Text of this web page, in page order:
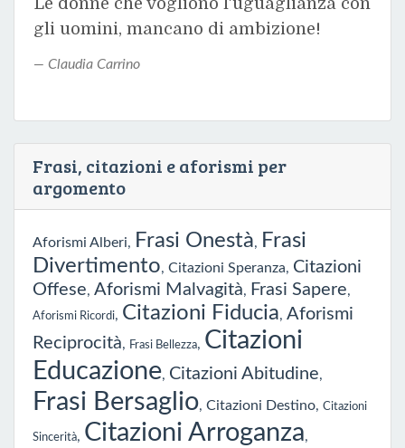
gli uomini, mancano di ambizione!
Claudia Carrino
Frasi, citazioni e aforismi per
argomento
Aforismi Alberi, Frasi Onestà, Frasi
Divertimento, Citazioni Speranza, Citazioni
Offese, Aforismi Malvagità, Frasi Sapere,
Aforismi Ricordi, Citazioni Fiducia, Aforismi
Reciprocità, Frasi Bellezza, Citazioni
Educazione, Citazioni Abitudine,
Frasi Bersaglio, Citazioni Destino, Citazioni
Sincerità, Citazioni Arroganza,